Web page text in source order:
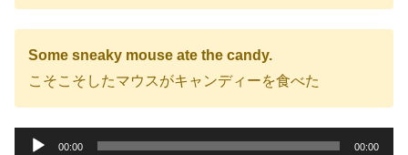
Some sneaky mouse ate the candy.
こそこそしたマウスがキャンディーを食べた
00:00 00:00